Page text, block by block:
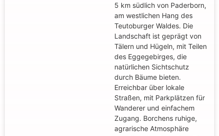
5 km südlich von Paderborn,
am westlichen Hang des
Teutoburger Waldes. Die
Landschaft ist geprägt von
Tälern und Hügeln, mit Teilen
des Eggegebirges, die
natürlichen Sichtschutz
durch Bäume bieten.
Erreichbar über lokale
Straßen, mit Parkplätzen für
Wanderer und einfachem
Zugang. Borchens ruhige,
agrarische Atmosphäre